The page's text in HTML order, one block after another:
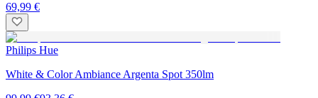
69,99 €
Philips Hue
White & Color Ambiance Argenta Spot 350lm